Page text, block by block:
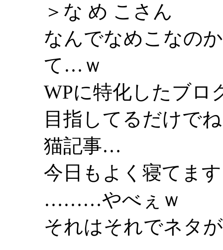
＞な め こさん
なんでなめこなの
て…ｗ
WPに特化したブロ
目指してるだけで
猫記事…
今日もよく寝てま
………やべぇｗ
それはそれでネタ